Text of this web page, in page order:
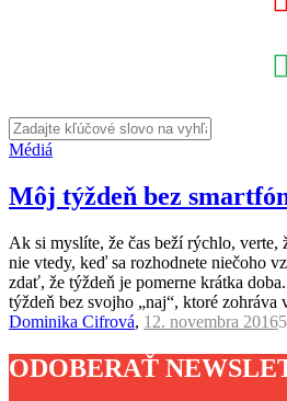
Médiá
Môj týždeň bez
Ak si myslíte, že čas beží rýchlo,
nie vtedy, keď sa rozhodnete niečoho
zdať, že týždeň je pomerne krátka
týždeň bez svojho „naj“, ktoré zohráva
Dominika Cifrová, 12. novembra 2016
ODOBERAŤ